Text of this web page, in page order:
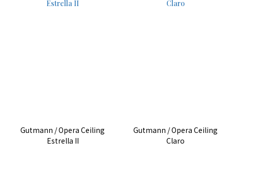
Gutmann / Opera Ceiling
Estrella II
Gutmann / Opera Ceiling
Claro